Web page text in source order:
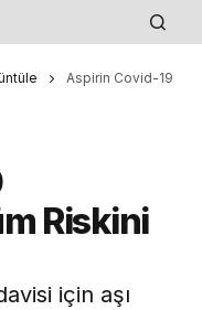
Aspirin Covid-19
Riskini
için aşı